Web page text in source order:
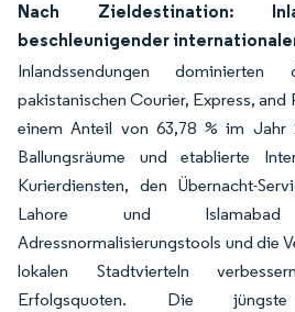
Nach Zieldestination:
beschleunigender
Inlandssendungen
pakistanischen Courier, Express,
einem Anteil von 63,78 % im Jahr
Ballungsräume und etablierte
Kurierdiensten, den Übernacht-
Lahore und Islamabad
Adressnormalisierungstools und die
lokalen Stadtvierteln
Erfolgsquoten. Die